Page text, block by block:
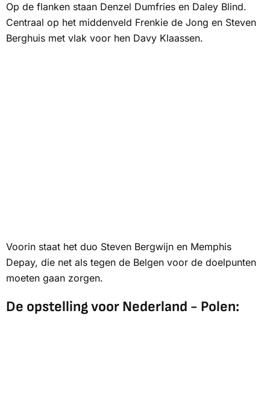
Op de flanken staan Denzel Dumfries en Daley Blind.
Centraal op het middenveld Frenkie de Jong en Steven
Berghuis met vlak voor hen Davy Klaassen.
Voorin staat het duo Steven Bergwijn en Memphis
Depay, die net als tegen de Belgen voor de doelpunten
moeten gaan zorgen.
De opstelling voor Nederland - Polen: